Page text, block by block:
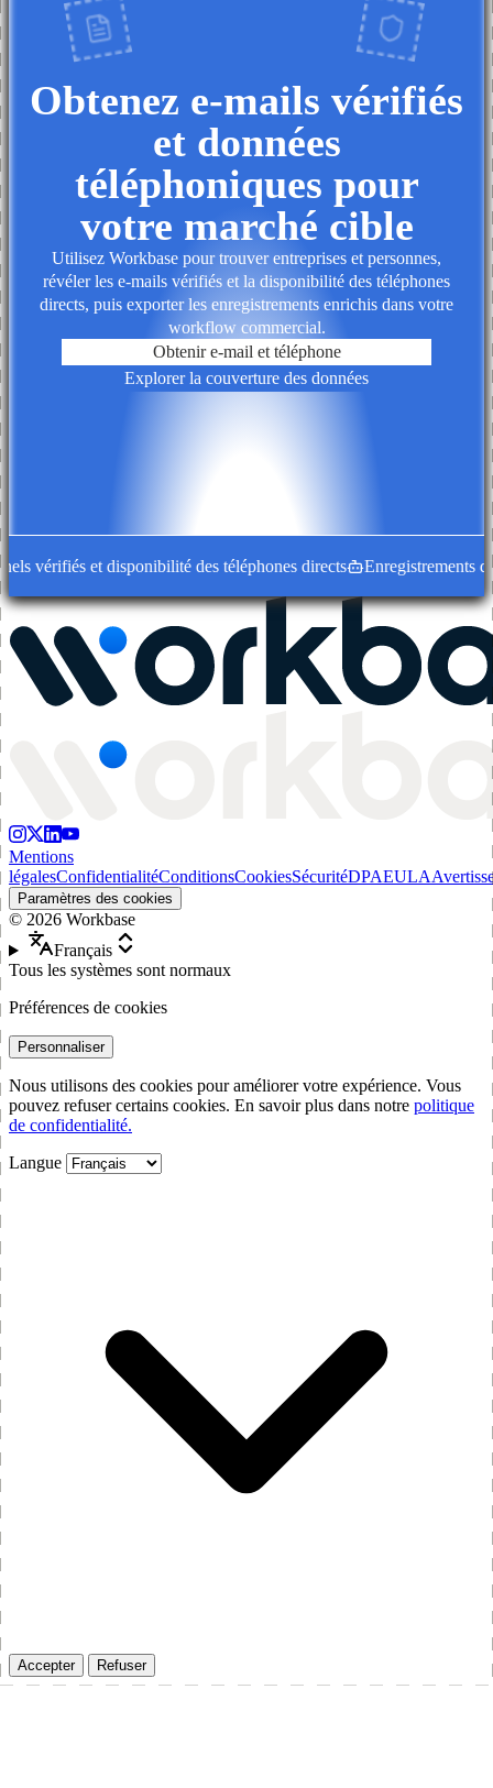
Obtenez e-mails vérifiés
et données
téléphoniques pour
votre marché cible
Utilisez Workbase pour trouver entreprises et personnes,
révéler les e-mails vérifiés et la disponibilité des téléphones
directs, puis exporter les enregistrements enrichis dans votre
workflow commercial.
Obtenir e-mail et téléphone
Explorer la couverture des données
vérifiés et disponibilité des téléphones directs Enregistrements
Mentions
légalesConfidentialitéConditionsCookiesSécuritéDPAEULA
Paramètres des cookies
© 2026 Workbase
Français
Tous les systèmes sont normaux
Préférences de cookies
Personnaliser
Nous utilisons des cookies pour améliorer votre expérience. Vous
pouvez refuser certains cookies. En savoir plus dans notre politique
de confidentialité.
Langue
Accepter Refuser